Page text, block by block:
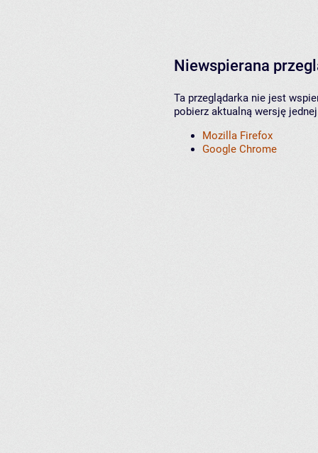
Niewspierana
Ta przeglądarka nie jest
pobierz aktualną wersję
Mozilla Firefox
Google Chrome